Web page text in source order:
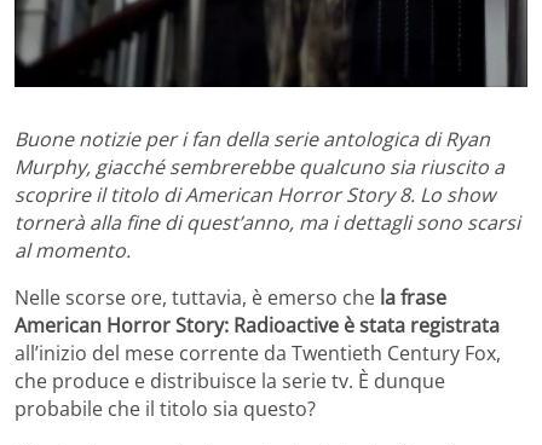
Buone notizie per i fan della serie antologica di Ryan
Murphy, giacché sembrerebbe qualcuno sia riuscito a
scoprire il titolo di American Horror Story 8. Lo show
tornerà alla fine di quest’anno, ma i dettagli sono scarsi
al momento.
Nelle scorse ore, tuttavia, è emerso che la frase
American Horror Story: Radioactive è stata registrata
all’inizio del mese corrente da Twentieth Century Fox,
che produce e distribuisce la serie tv. È dunque
probabile che il titolo sia questo?